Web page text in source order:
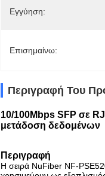
Εγγύηση:
Επισημαίνω:
Περιγραφή Του
10/100Mbps SFP σε
μετάδοση δεδομένων
Περιγραφή
Η σειρά NuFiber NF-